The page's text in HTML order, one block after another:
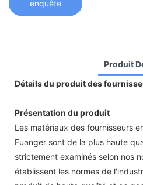
enquête
Produit
Détails du produit des
Présentation du produit
Les matériaux des fournisseurs
Fuanger sont de la plus haute
strictement examinés selon nos
établissent les normes de